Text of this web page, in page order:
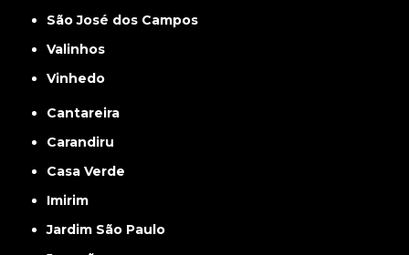
São José dos Campos
Valinhos
Vinhedo
Cantareira
Carandiru
Casa Verde
Imirim
Jardim São Paulo